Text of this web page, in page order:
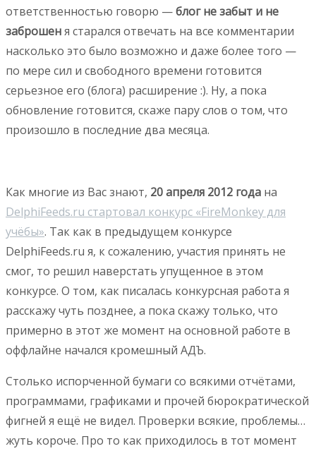
ответственностью говорю —блог не забыт и не
заброшеня старался отвечать на все комментарии
насколько это было возможно и даже более того —
по мере сил и свободного времени готовится
серьезное его (блога) расширение :). Ну, а пока
обновление готовится, скаже пару слов о том, что
произошло в последние два месяца.
Как многие из Вас знают, 20 апреля 2012 года на
DelphiFeeds.ru стартовал конкурс «FireMonkey для
учёбы». Так как в предыдущем конкурсе
DelphiFeeds.ru я, к сожалению, участия принять не
смог, то решил наверстать упущенное в этом
конкурсе. О том, как писалась конкурсная работа я
расскажу чуть позднее, а пока скажу только, что
примерно в этот же момент на основной работе в
оффлайне начался кромешный АДЪ.
Столько испорченной бумаги со всякими отчётами,
программами, графиками и прочей бюрократической
фигней я ещё не видел. Проверки всякие, проблемы…
жуть короче. Про то как приходилось в тот момент